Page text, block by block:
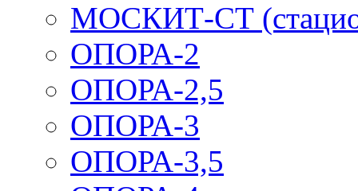
МОСКИТ-СТ
ОПОРА-2
ОПОРА-2,5
ОПОРА-3
ОПОРА-3,5